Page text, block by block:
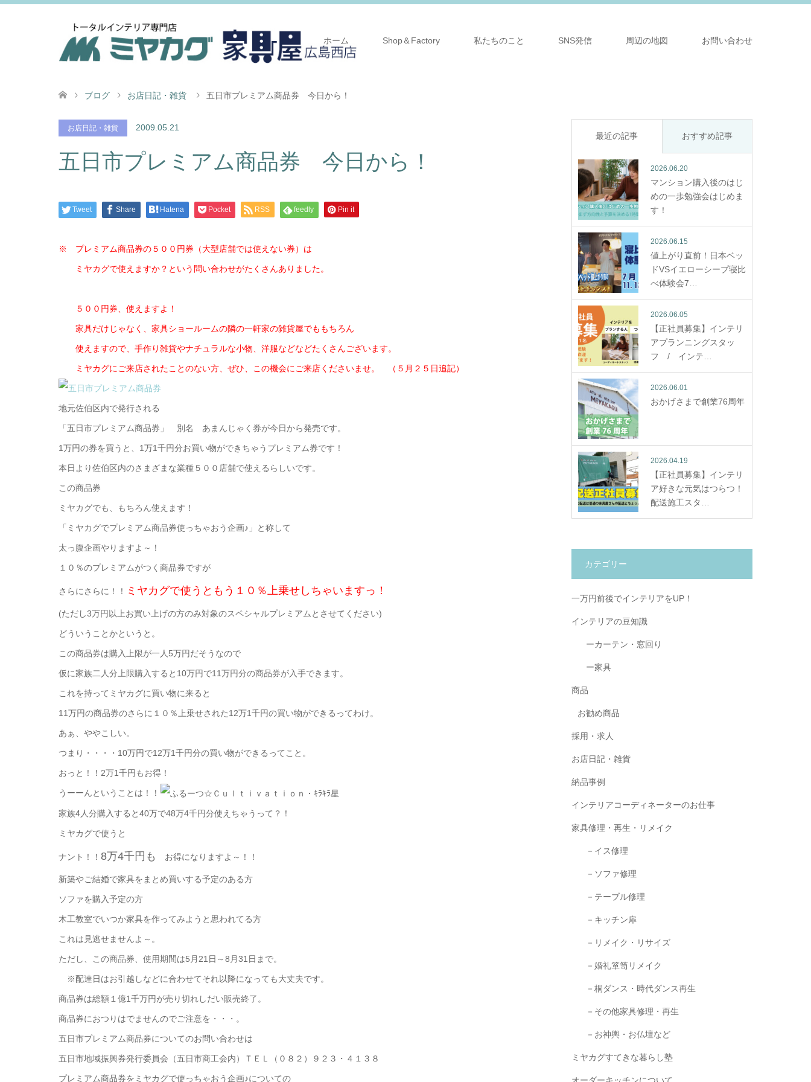
ホーム Shop＆Factory 私たちのこと SNS発信 周辺の地図 お問い合わせ
ブログ お店日記・雑貨 五日市プレミアム商品券 今日から！
お店日記・雑貨 2009.05.21
五日市プレミアム商品券 今日から！
Tweet Share Hatena Pocket RSS feedly Pin it
※ プレミアム商品券の５００円券（大型店舗では使えない券）は
ミヤカグで使えますか？という問い合わせがたくさんありました。
５００円券、使えますよ！
家具だけじゃなく、家具ショールームの隣の一軒家の雑貨屋でももちろん
使えますので、手作り雑貨やナチュラルな小物、洋服などなどたくさんございます。
ミヤカグにご来店されたことのない方、ぜひ、この機会にご来店くださいませ。 （５月２５日追記）
地元佐伯区内で発行される
「五日市プレミアム商品券」 別名 あまんじゃく券が今日から発売です。
1万円の券を買うと、1万1千円分お買い物ができちゃうプレミアム券です！
本日より佐伯区内のさまざまな業種５００店舗で使えるらしいです。
この商品券
ミヤカグでも、もちろん使えます！
「ミヤカグでプレミアム商品券使っちゃおう企画♪」と称して
太っ腹企画やりますよ～！
１０％のプレミアムがつく商品券ですが
さらにさらに！！ ミヤカグで使うともう１０％上乗せしちゃいますっ！
(ただし3万円以上お買い上げの方のみ対象のスペシャルプレミアムとさせてください)
どういうことかというと。
この商品券は購入上限が一人5万円だそうなので
仮に家族二人分上限購入すると10万円で11万円分の商品券が入手できます。
これを持ってミヤカグに買い物に来ると
11万円の商品券のさらに１０％上乗せされた12万1千円の買い物ができるってわけ。
あぁ、ややこしい。
つまり・・・・10万円で12万1千円分の買い物ができるってこと。
おっと！！2万1千円もお得！
うーーんということは！！
家族4人分購入すると40万で48万4千円分使えちゃうって？！
ミヤカグで使うと
ナント！！ 8万4千円も お得になりますよ～！！
新築やご結婚で家具をまとめ買いする予定のある方
ソファを購入予定の方
木工教室でいつか家具を作ってみようと思われてる方
これは見逃せませんよ～。
ただし、この商品券、使用期間は5月21日～8月31日まで。
※配達日はお引越しなどに合わせてそれ以降になっても大丈夫です。
商品券は総額１億1千万円が売り切れしだい販売終了。
商品券におつりはでませんのでご注意を・・・。
五日市プレミアム商品券についてのお問い合わせは
五日市地域振興券発行委員会（五日市商工会内）ＴＥＬ（０８２）９２３・４１３８
プレミアム商品券をミヤカグで使っちゃおう企画♪についての
最近の記事 おすすめ記事
2026.06.20
マンション購入後のはじ
めの一歩勉強会はじめま
す！
2026.06.15
値上がり直前！日本ベッ
ドVSイエローシープ寝比
べ体験会7…
2026.06.05
【正社員募集】インテリ
アプランニングスタッ
フ / インテ…
2026.06.01
おかげさまで創業76周年
2026.04.19
【正社員募集】インテリ
ア好きな元気はつらつ！
配送施工スタ…
カテゴリー
一万円前後でインテリアをUP！
インテリアの豆知識
ーカーテン・窓回り
ー家具
商品
お勧め商品
採用・求人
お店日記・雑貨
納品事例
インテリアコーディネーターのお仕事
家具修理・再生・リメイク
－イス修理
－ソファ修理
－テーブル修理
－キッチン扉
－リメイク・リサイズ
－婚礼箪笥リメイク
－桐ダンス・時代ダンス再生
－その他家具修理・再生
－お神輿・お仏壇など
ミヤカグすてきな暮らし塾